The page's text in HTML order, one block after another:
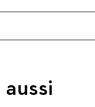
aussi